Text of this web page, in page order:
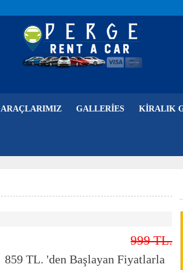
ARAÇLARIMIZ GALLERIES KIRALIK
999 TL.
859 TL. 'den Başlayan Fiyatlarla